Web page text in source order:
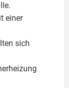
einer
sich